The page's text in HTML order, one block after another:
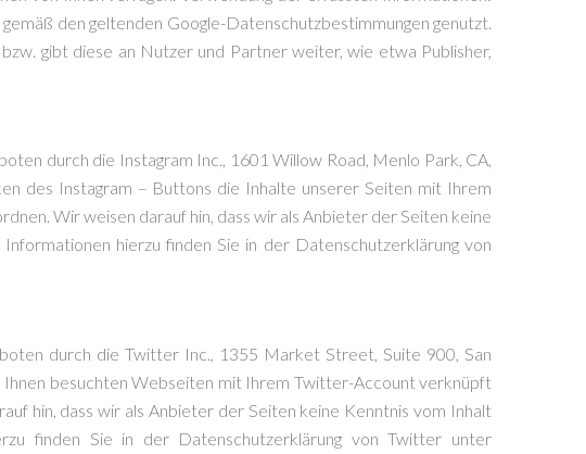
den geltenden Google-Datenschutzbestimmungen genutzt.
gibt diese an Nutzer und Partner weiter, wie etwa Publisher,
durch die Instagram Inc., 1601 Willow Road, Menlo Park, CA,
des Instagram – Buttons die Inhalte unserer Seiten mit Ihrem
Wir weisen darauf hin, dass wir als Anbieter der Seiten keine
hierzu finden Sie in der Datenschutzerklärung von
durch die Twitter Inc., 1355 Market Street, Suite 900, San
Ihnen besuchten Webseiten mit Ihrem Twitter-Account verknüpft
hin, dass wir als Anbieter der Seiten keine Kenntnis vom Inhalt
finden Sie in der Datenschutzerklärung von Twitter unter